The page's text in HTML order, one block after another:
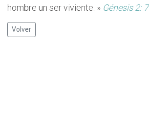
hombre un ser viviente. » Génesis 2: 7
Volver